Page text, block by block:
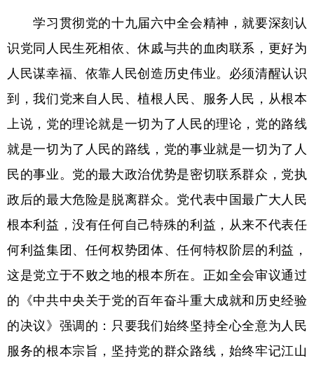
学习贯彻党的十九届六中全会精神，就要深刻认
识党同人民生死相依、休戚与共的血肉联系，更好为
人民谋幸福、依靠人民创造历史伟业。必须清醒认识
到，我们党来自人民、植根人民、服务人民，从根本
上说，党的理论就是一切为了人民的理论，党的路线
就是一切为了人民的路线，党的事业就是一切为了人
民的事业。党的最大政治优势是密切联系群众，党执
政后的最大危险是脱离群众。党代表中国最广大人民
根本利益，没有任何自己特殊的利益，从来不代表任
何利益集团、任何权势团体、任何特权阶层的利益，
这是党立于不败之地的根本所在。正如全会审议通过
的《中共中央关于党的百年奋斗重大成就和历史经验
的决议》强调的：只要我们始终坚持全心全意为人民
服务的根本宗旨，坚持党的群众路线，始终牢记江山